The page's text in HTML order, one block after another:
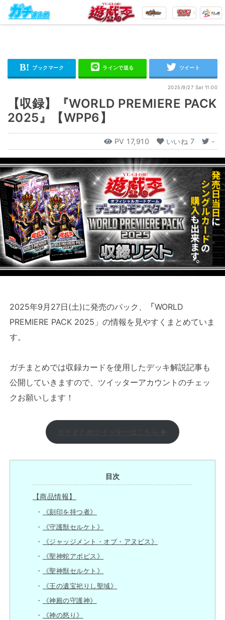
2025/9/27 Sat 11:00
【収録】『WORLD PREMIERE PACK
2025』【WPP6】
PV 17,910 いいね 7 -
2025年9月27日(土)に発売のパック、 「WORLD
PREMIERE PACK 2025」の情報を見やすくまとめていま
す。
ガチまとめでは収録カードを使用したデッキ解説記事も
公開していきますので、ツイッターアカウントのチェッ
クお願いします！
目次
【商品情報】
《刻印を持つ者》
《守護獣セルケト》
《ジャッジメント・オブ・アヌビス》
《聖神蛇アポピス》
《聖神獣セルケト》
《王の遺宝祀りし聖域》
《神殿の守護神》
《神の怒り》